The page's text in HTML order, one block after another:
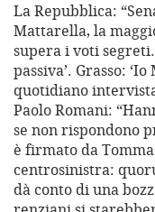
La Repubblica:
Mattarella, la
supera i voti segreti.
passiva’. Grasso:
quotidiano
Paolo Romani:
se non rispondono
è firmato da
centrosinistra:
dà conto di una